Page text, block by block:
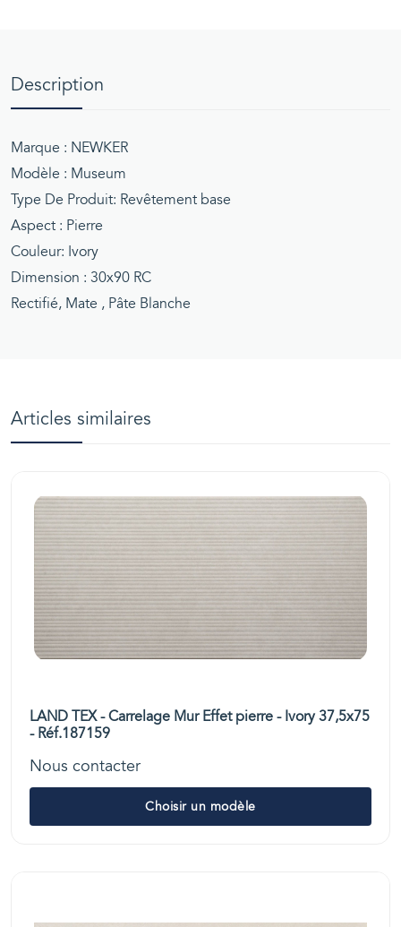
Description
Marque : NEWKER
Modèle : Museum
Type De Produit: Revêtement base
Aspect : Pierre
Couleur: Ivory
Dimension : 30x90 RC
Rectifié, Mate , Pâte Blanche
Articles similaires
LAND TEX - Carrelage Mur Effet pierre - Ivory 37,5x75
- Réf.187159
Nous contacter
Choisir un modèle